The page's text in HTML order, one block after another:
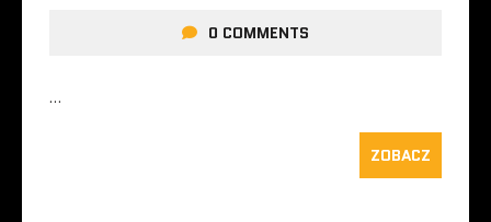
0 COMMENTS
…
ZOBACZ